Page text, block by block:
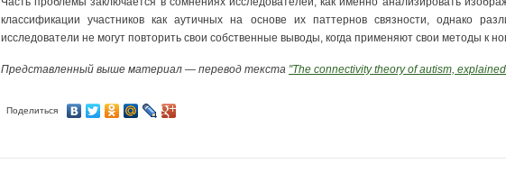
классификации участников как аутичных на основе их паттернов связности, однако
исследователи не могут повторить свои собственные выводы, когда применяют свои методы к
Представленный выше материал — перевод текста "The connectivity theory of autism,
Поделиться